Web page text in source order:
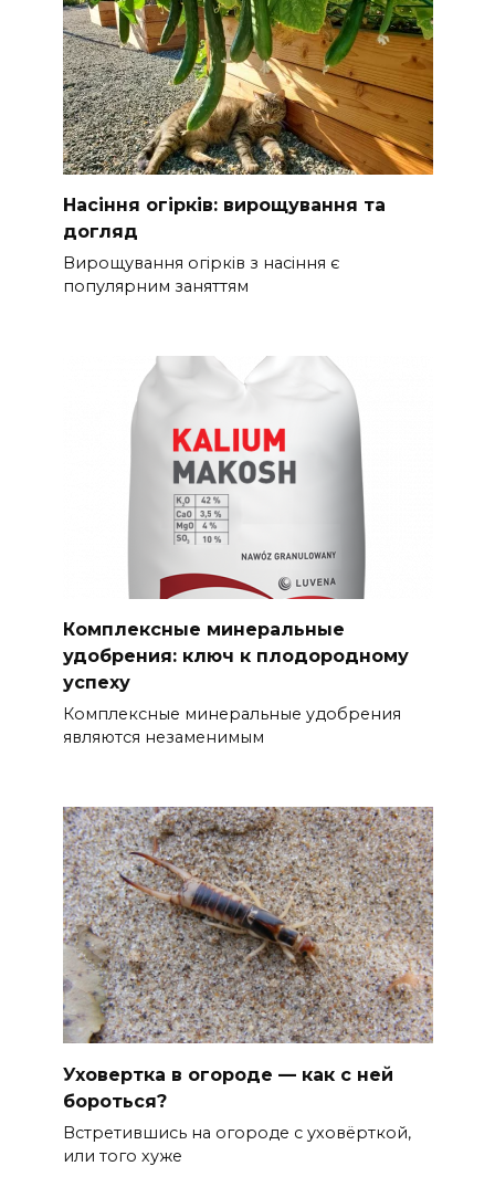
Насіння огірків: вирощування та
догляд
Вирощування огірків з насіння є
популярним заняттям
Комплексные минеральные
удобрения: ключ к плодородному
успеху
Комплексные минеральные удобрения
являются незаменимым
Уховертка в огороде — как с ней
бороться?
Встретившись на огороде с уховёрткой,
или того хуже